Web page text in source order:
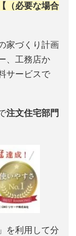
【（必要な場合
家づくり計画
、工務店か
サービスで
注文住宅部門
」を利用して分